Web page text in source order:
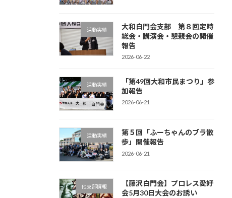
活動実績
大和白門会支部 第８回定時
総会・講演会・懇親会の開催
報告
2026-06-22
活動実績
「第49回大和市民まつり」参
加報告
2026-06-21
活動実績
第５回「ふーちゃんのブラ散
歩」開催報告
2026-06-21
他支部情報
【藤沢白門会】プロレス愛好
会5月30日大会のお誘い